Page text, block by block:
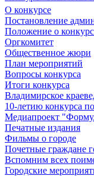
О конкурсе
Постановление
Положение о
Оргкомитет
Общественное жюри
План мероприятий
Вопросы конкурса
Итоги конкурса
Владимирское
10-летию конкурса
Медиапроект
Печатные издания
Фильмы о городе
Почетные граждане
Вспомним всех
Городские